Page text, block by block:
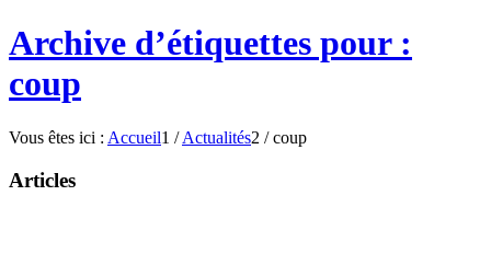
Archive d’étiquettes pour :
coup
Vous êtes ici : Accueil1 / Actualités2 / coup
Articles